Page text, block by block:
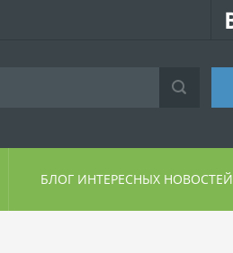
БЛОГ ИНТЕРЕСНЫХ НОВОСТЕЙ